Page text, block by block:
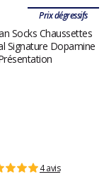
Prix dégressifs
4 avis